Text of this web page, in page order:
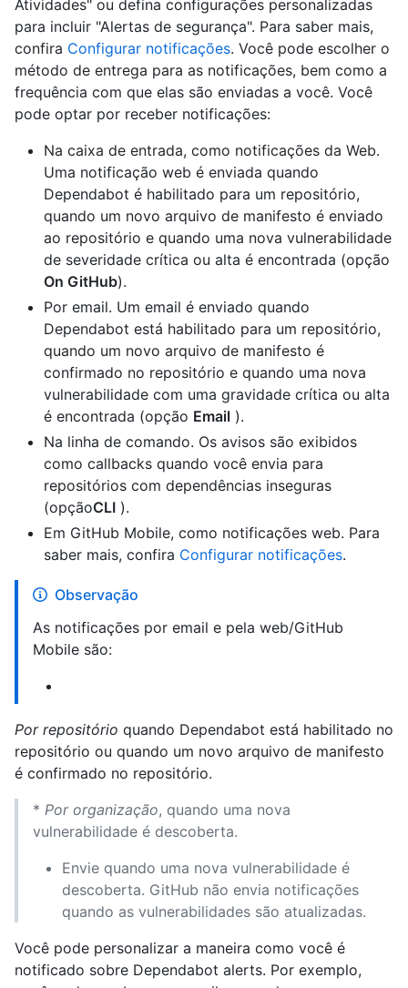
Atividades" ou defina configurações personalizadas
para incluir "Alertas de segurança". Para saber mais,
confira Configurar notificações. Você pode escolher o
método de entrega para as notificações, bem como a
frequência com que elas são enviadas a você. Você
pode optar por receber notificações:
Na caixa de entrada, como notificações da Web.
Uma notificação web é enviada quando
Dependabot é habilitado para um repositório,
quando um novo arquivo de manifesto é enviado
ao repositório e quando uma nova vulnerabilidade
de severidade crítica ou alta é encontrada (opção
On GitHub).
Por email. Um email é enviado quando
Dependabot está habilitado para um repositório,
quando um novo arquivo de manifesto é
confirmado no repositório e quando uma nova
vulnerabilidade com uma gravidade crítica ou alta
é encontrada (opção Email ).
Na linha de comando. Os avisos são exibidos
como callbacks quando você envia para
repositórios com dependências inseguras
(opçãoCLI ).
Em GitHub Mobile, como notificações web. Para
saber mais, confira Configurar notificações.
Observação
As notificações por email e pela web/GitHub
Mobile são:
Por repositório quando Dependabot está habilitado no
repositório ou quando um novo arquivo de manifesto
é confirmado no repositório.
* Por organização, quando uma nova
vulnerabilidade é descoberta.
Envie quando uma nova vulnerabilidade é
descoberta. GitHub não envia notificações
quando as vulnerabilidades são atualizadas.
Você pode personalizar a maneira como você é
notificado sobre Dependabot alerts. Por exemplo,